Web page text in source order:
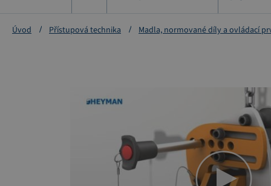
Úvod Přístupová technika Madla, normované díly a ovládací